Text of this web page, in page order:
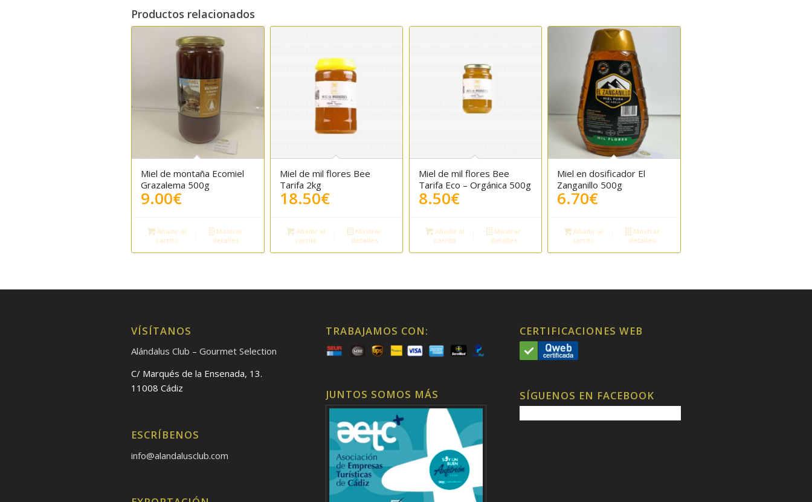
Productos relacionados
5.00
Miel de montaña Ecomiel
Grazalema 500g
9.00€
Añadir al
carrito
Mostrar
detalles
5.00
Miel de mil flores Bee
Tarifa 2kg
18.50€
Añadir al
carrito
Mostrar
detalles
Miel de mil flores Bee
Tarifa Eco – Orgánica 500g
8.50€
Añadir al
carrito
Mostrar
detalles
Miel en dosificador El
Zanganillo 500g
6.70€
Añadir al
carrito
Mostrar
detalles
VÍSÍTANOS
Alándalus Club – Gourmet Selection
C/ Marqués de la Ensenada, 13.
11008 Cádiz
ESCRÍBENOS
info@alandalusclub.com
TRABAJAMOS CON:
JUNTOS SOMOS MÁS
CERTIFICACIONES WEB
SÍGUENOS EN FACEBOOK